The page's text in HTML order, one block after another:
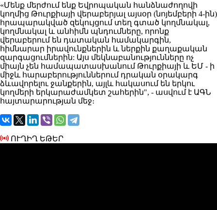
«Մենք մերժում ենք Եվրոպական հանձնաժողովի
կողմից Թուրքիայի վերաբերյալ այսօր (նոյեմբերի 4-ին)
հրապարակված զեկույցում տեղ գտած կողմնակալ,
կողմնակալ և անհիմն պնդումները, որոնք
վերաբերում են դատական համակարգին,
հիմնարար իրավունքներին և ներքին քաղաքական
զարգացումներին: Այս մեկնաբանությունները ոչ
միայն չեն համապատասխանում Թուրքիայի և ԵՄ - ի
միջև հարաբերություններում դրական օրակարգ
ձևավորելու ջանքերին, այլև հակասում են երկու
կողմերի երկարաժամկետ շահերին", - ասվում է ԱԳՆ
հայտարարության մեջ։
ՈՒՂԻՂ ԵԹԵՐ